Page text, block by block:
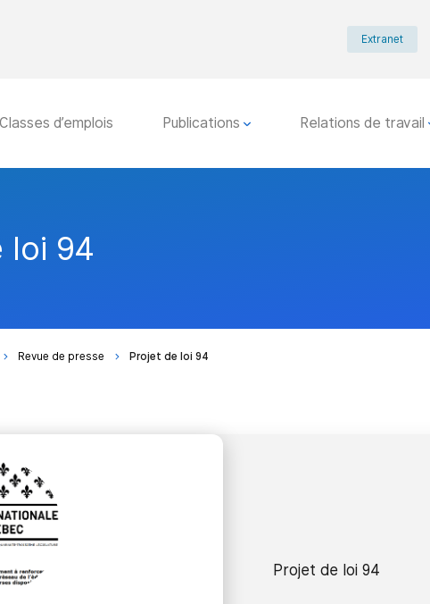
Extranet
Classes d’emplois Publications Relations de travail
loi 94
Revue de presse Projet de loi 94
Projet de loi 94